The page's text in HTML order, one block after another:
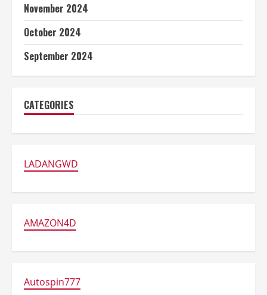
November 2024
October 2024
September 2024
CATEGORIES
LADANGWD
AMAZON4D
Autospin777